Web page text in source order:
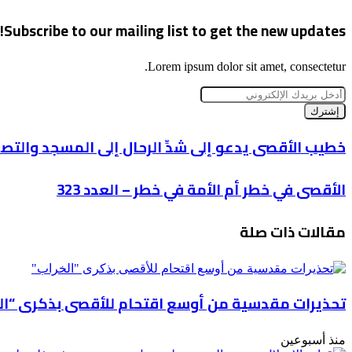
Subscribe to our mailing list to get the new updates!
Lorem ipsum dolor sit amet, consectetur.
أدخل
بريدك
الإلكتروني
خطيب
الأقصى
إلى
شدِّ
إلى
والتصدي
لـ
الأعلام"
خطيب الأقصى يدعو إلى شدِّ الرحال إلى المسجد
الأقصى
في
أم
خطر
العدد
الأقصى في خطر أم الأمة في خطر – العدد 323
مقالات ذات صلة
تحذيرات مقدسية من أوسع اقتحام للأقصى بذكرى
منذ أسبوعين